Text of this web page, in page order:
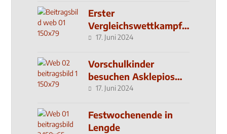
Erster
Vergleichswettkampf
seit 2019
17. Juni 2024
Vorschulkinder
besuchen Asklepios
Klinik
17. Juni 2024
Festwochenende in
Lengde